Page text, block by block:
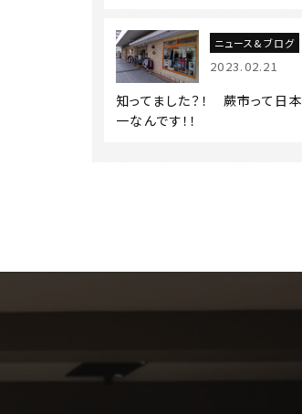
ニュース&ブログ
2023.02.21
知ってました？！ 蕨市って日本
一なんです！！